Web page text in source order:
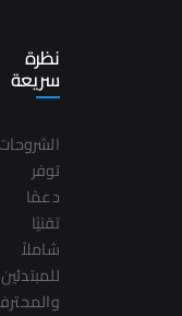
نظرة
سريعة
توفر
دعمًا
تقنيًا
شاملاً
للمبتدئين